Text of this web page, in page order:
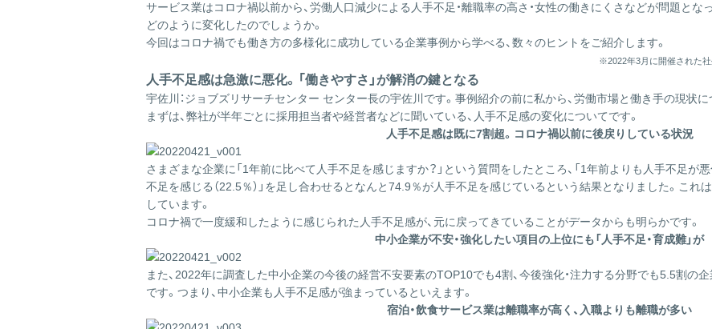
サービス業はコロナ禍以前から、労働人口減少による人手不足・離職率の高さ・女性の働きにくさなどが問題とな
どのように変化したのでしょうか。
今回はコロナ禍でも働き方の多様化に成功している企業事例から学べる、数々のヒントをご紹介します。
※2022年3月に開催された社
人手不足感は急激に悪化。「働きやすさ」が解消の鍵となる
宇佐川：ジョブズリサーチセンター センター長の宇佐川です。事例紹介の前に私から、労働市場と働き手の現状
まずは、弊社が半年ごとに採用担当者や経営者などに聞いている、人手不足感の変化についてです。
人手不足感は既に7割超。コロナ禍以前に後戻りしている状況
さまざまな企業に「1年前に比べて人手不足を感じますか？」という質問をしたところ、「1年前よりも人手不足が悪
不足を感じる（22.5％）」を足し合わせるとなんと74.9％が人手不足を感じているという結果となりました。これ
しています。
コロナ禍で一度緩和したように感じられた人手不足感が、元に戻ってきていることがデータからも明らかです。
中小企業が不安・強化したい項目の上位にも「人手不足・育成難」が
また、2022年に調査した中小企業の今後の経営不安要素のTOP10でも4割、今後強化・注力する分野でも5.5割の企
です。つまり、中小企業も人手不足感が強まっているといえます。
宿泊・飲食サービス業は離職率が高く、入職よりも離職が多い